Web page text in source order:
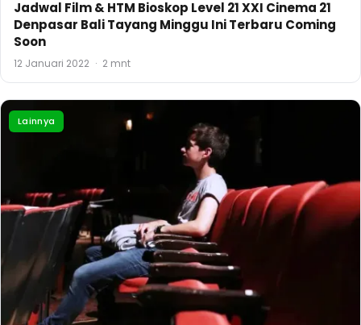
Jadwal Film & HTM Bioskop Level 21 XXI Cinema 21
Denpasar Bali Tayang Minggu Ini Terbaru Coming
Soon
12 Januari 2022 · 2 mnt
Lainnya